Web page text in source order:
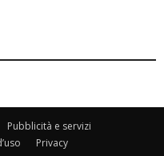
Pubblicità e servizi
Privacy